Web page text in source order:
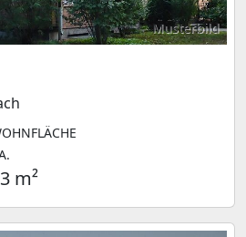
Musterbild
m²